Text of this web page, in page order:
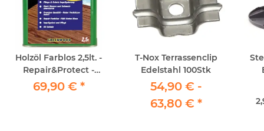
Holzöl Farblos 2,5lt. -
Repair&Protect -
Greenwood -
Premium Holzöl
69,90 € *
T-Nox Terrassenclip
Edelstahl 100Stk
54,90 € -
63,80 € *